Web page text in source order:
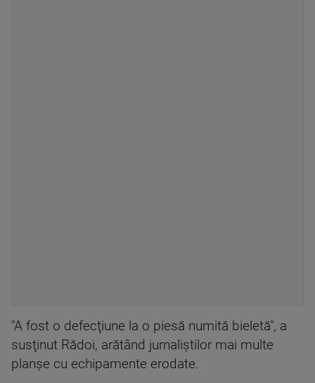
"A fost o defecţiune la o piesă numită bieletă", a
susţinut Rădoi, arătând jurnaliştilor mai multe
planşe cu echipamente erodate.